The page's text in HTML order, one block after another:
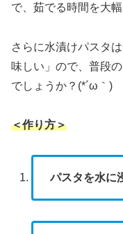
で、茹でる時間を大幅
さらに水漬けパスタ
味しい」ので、普段
でしょうか？(*´ω｀)
＜作り方＞
パスタを水に